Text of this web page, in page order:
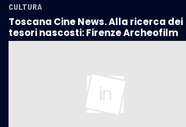
CULTURA
Toscana Cine News. Alla ricerca dei
tesori nascosti: Firenze Archeofilm